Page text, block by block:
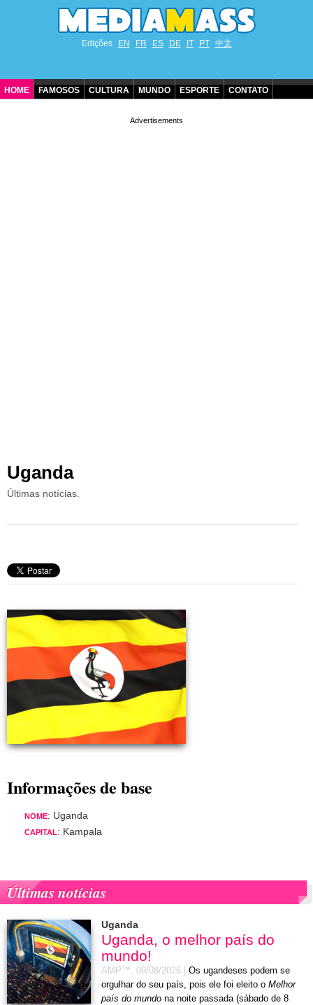
Edições EN FR ES DE IT PT 中文
HOME FAMOSOS CULTURA MUNDO ESPORTE CONTATO
Uganda
Últimas notícias.
Informações de base
NOME: Uganda
CAPITAL: Kampala
Últimas notícias
Uganda
Uganda, o melhor país do
mundo!
AMP™, 09/08/2026
Os ugandeses podem se
orgulhar do seu país, pois ele foi eleito o Melhor
país do mundo na noite passada (sábado de 8